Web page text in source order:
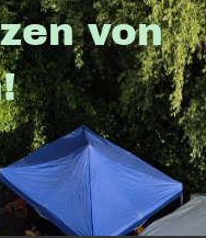
von